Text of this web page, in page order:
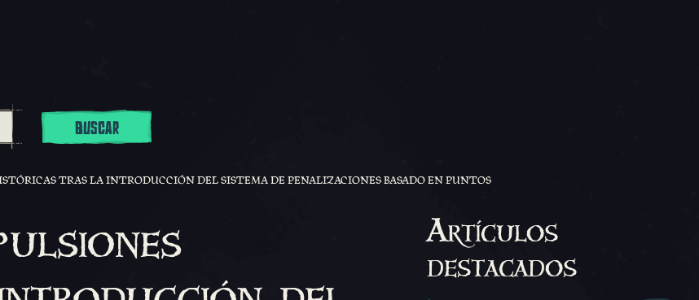
BUSCAR
TRAS LA INTRODUCCIÓN DEL SISTEMA DE PENALIZACIONES BASADO EN PUNTOS
Artículos
destacados